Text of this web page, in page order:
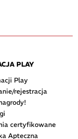
PLAY
Play
rejestracja
certyfikowane
Apteczna